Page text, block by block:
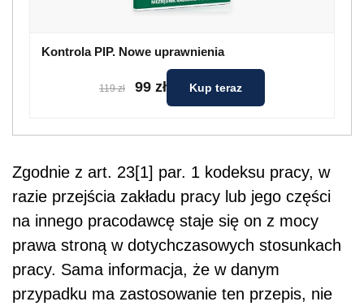
Kontrola PIP. Nowe uprawnienia
119 zł 99 zł Kup teraz
Zgodnie z art. 23[1] par. 1 kodeksu pracy, w
razie przejścia zakładu pracy lub jego części
na innego pracodawcę staje się on z mocy
prawa stroną w dotychczasowych stosunkach
pracy. Sama informacja, że w danym
przypadku ma zastosowanie ten przepis, nie